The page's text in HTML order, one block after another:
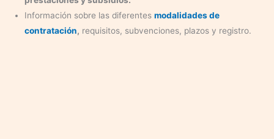
Información sobre las diferentes modalidades de
contratación, requisitos, subvenciones, plazos y registro.